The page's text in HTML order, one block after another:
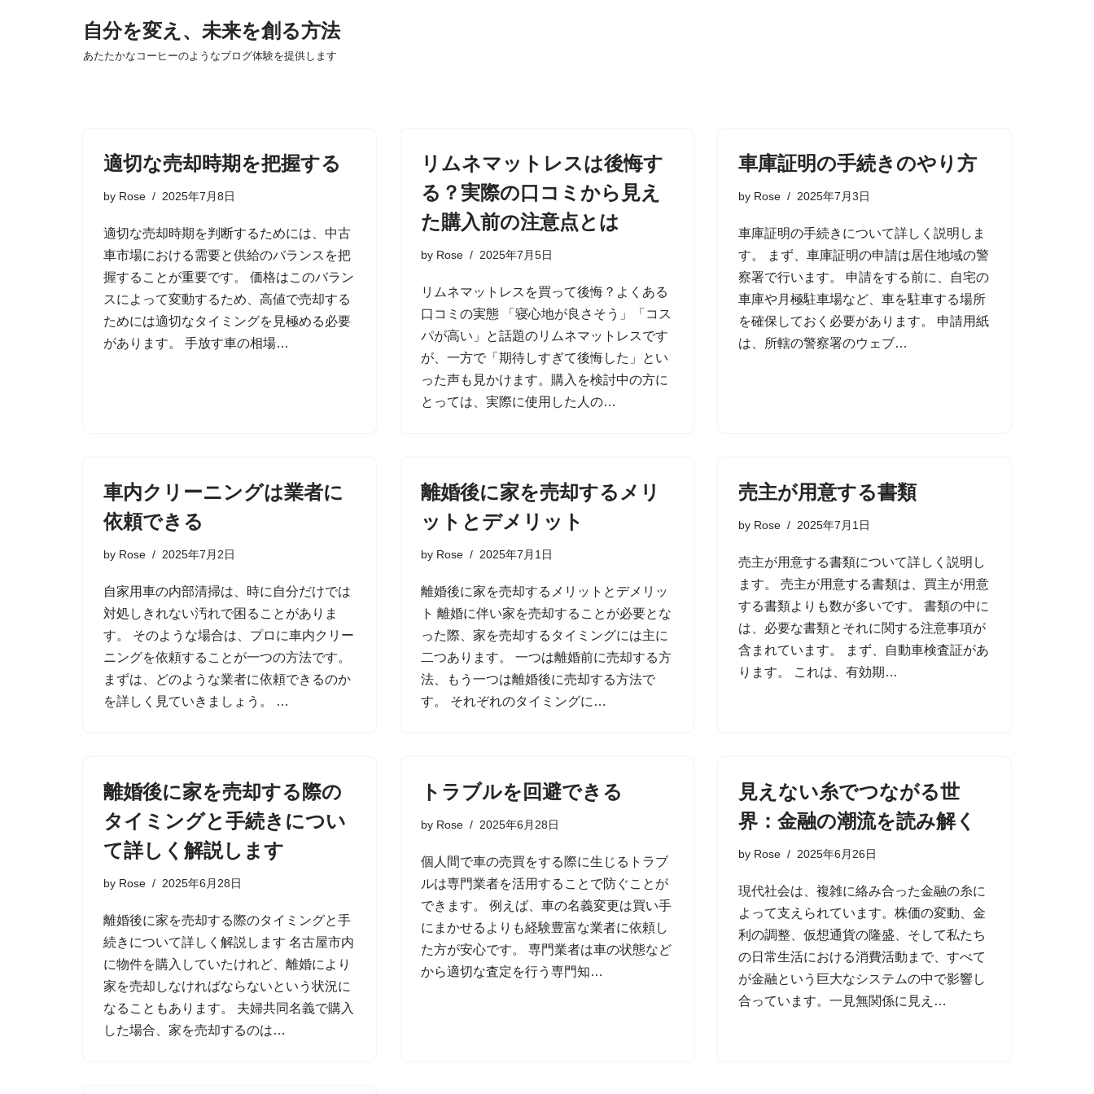
自分を変え、未来を創る方法
あたたかなコーヒーのようなブログ体験を提供します
適切な売却時期を把握する
by Rose 2025年7月8日
適切な売却時期を判断するためには、中古
車市場における需要と供給のバランスを把
握することが重要です。 価格はこのバラン
スによって変動するため、高値で売却する
ためには適切なタイミングを見極める必要
があります。 手放す車の相場…
リムネマットレスは後悔す
る？実際の口コミから見え
た購入前の注意点とは
by Rose 2025年7月5日
リムネマットレスを買って後悔？よくある
口コミの実態 「寝心地が良さそう」「コス
パが高い」と話題のリムネマットレスです
が、一方で「期待しすぎて後悔した」とい
った声も見かけます。購入を検討中の方に
とっては、実際に使用した人の…
車庫証明の手続きのやり方
by Rose 2025年7月3日
車庫証明の手続きについて詳しく説明しま
す。 まず、車庫証明の申請は居住地域の警
察署で行います。 申請をする前に、自宅の
車庫や月極駐車場など、車を駐車する場所
を確保しておく必要があります。 申請用紙
は、所轄の警察署のウェブ…
車内クリーニングは業者に
依頼できる
by Rose 2025年7月2日
自家用車の内部清掃は、時に自分だけでは
対処しきれない汚れで困ることがありま
す。 そのような場合は、プロに車内クリー
ニングを依頼することが一つの方法です。
まずは、どのような業者に依頼できるのか
を詳しく見ていきましょう。 …
離婚後に家を売却するメリ
ットとデメリット
by Rose 2025年7月1日
離婚後に家を売却するメリットとデメリッ
ト 離婚に伴い家を売却することが必要とな
った際、家を売却するタイミングには主に
二つあります。 一つは離婚前に売却する方
法、もう一つは離婚後に売却する方法で
す。 それぞれのタイミングに…
売主が用意する書類
by Rose 2025年7月1日
売主が用意する書類について詳しく説明し
ます。 売主が用意する書類は、買主が用意
する書類よりも数が多いです。 書類の中に
は、必要な書類とそれに関する注意事項が
含まれています。 まず、自動車検査証があ
ります。 これは、有効期…
離婚後に家を売却する際の
タイミングと手続きについ
て詳しく解説します
by Rose 2025年6月28日
離婚後に家を売却する際のタイミングと手
続きについて詳しく解説します 名古屋市内
に物件を購入していたけれど、離婚により
家を売却しなければならないという状況に
なることもあります。 夫婦共同名義で購入
した場合、家を売却するのは…
トラブルを回避できる
by Rose 2025年6月28日
個人間で車の売買をする際に生じるトラブ
ルは専門業者を活用することで防ぐことが
できます。 例えば、車の名義変更は買い手
にまかせるよりも経験豊富な業者に依頼し
た方が安心です。 専門業者は車の状態など
から適切な査定を行う専門知…
見えない糸でつながる世
界：金融の潮流を読み解く
by Rose 2025年6月26日
現代社会は、複雑に絡み合った金融の糸に
よって支えられています。株価の変動、金
利の調整、仮想通貨の隆盛、そして私たち
の日常生活における消費活動まで、すべて
が金融という巨大なシステムの中で影響し
合っています。一見無関係に見え…